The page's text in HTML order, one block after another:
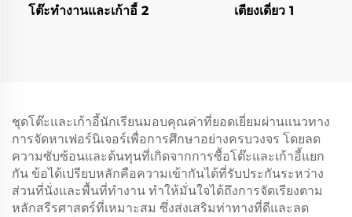
โต๊ะทำงานและเก้าอี้ 2 เตียงเดี่ยว 1
ชุดโต๊ะและเก้าอี้นักเรียนมอบคุณค่าที่ยอดเยี่ยมผ่านแนวทาง
การจัดหาเฟอร์นิเจอร์เพื่อการศึกษาอย่างครบวงจร โดยลด
ความซับซ้อนและต้นทุนที่เกิดจากการซื้อโต๊ะและเก้าอี้แยก
กัน ข้อได้เปรียบหลักคือความเข้ากันได้ที่รับประกันระหว่าง
ส่วนที่นั่งและพื้นที่ทำงาน ทำให้มั่นใจได้ถึงการจัดเรียงตาม
หลักสรีรศาสตร์ที่เหมาะสม ซึ่งส่งเสริมท่าทางที่ดีและลด